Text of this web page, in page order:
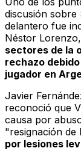
discusión sobre
delantero fue
Néstor Lorenzo,
sectores de la
rechazo
jugador en
Javier
reconoció que
causa por
"resignación de
por lesiones